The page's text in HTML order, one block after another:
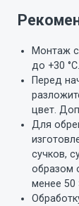
Монтаж
до +30 °C.
Перед
цвет.
Для
сучков,
образом
менее 50